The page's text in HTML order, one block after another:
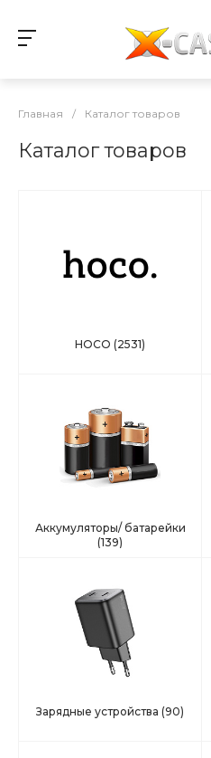
Главная / Каталог товаров
Каталог товаров
HOCO (2531)
Аккумуляторы/ батарейки
(139)
Зарядные устройства (90)